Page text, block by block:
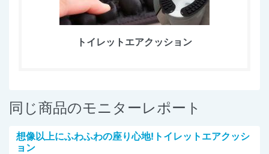
トイレットエアクッション
同じ商品のモニターレポート
想像以上にふわふわの座り心地!トイレットエアクッシ
ョン